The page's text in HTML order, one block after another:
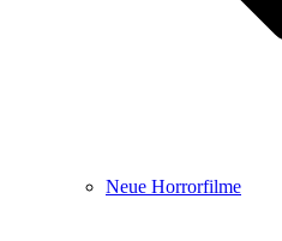
Neue Horrorfilme